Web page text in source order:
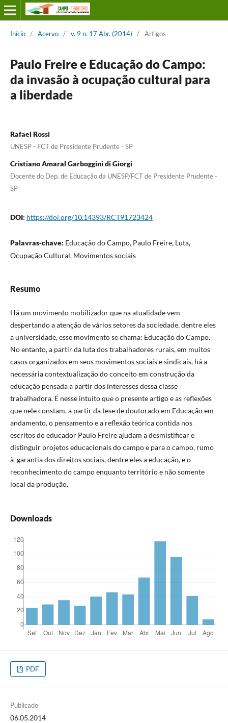
Início / Acervo / v. 9 n. 17 Abr. (2014) / Artigos
Paulo Freire e Educação do Campo:
da invasão à ocupação cultural para
a liberdade
Rafael Rossi
UNESP - FCT de Presidente Prudente - SP
Cristiano Amaral Garboggini di Giorgi
Docente do Dep. de Educação da UNESP/FCT de Presidente Prudente -
SP
DOI: https://doi.org/10.14393/RCT91723424
Palavras-chave: Educação do Campo, Paulo Freire, Luta,
Ocupação Cultural, Movimentos sociais
Resumo
Há um movimento mobilizador que na atualidade vem
despertando a atenção de vários setores da sociedade, dentre eles
a universidade, esse movimento se chama: Educação do Campo.
No entanto, a partir da luta dos trabalhadores rurais, em muitos
casos organizados em seus movimentos sociais e sindicais, há a
necessária contextualização do conceito em construção da
educação pensada a partir dos interesses dessa classe
trabalhadora. É nesse intuito que o presente artigo e as reflexões
que nele constam, a partir da tese de doutorado em Educação em
andamento, o pensamento e a reflexão teórica contida nos
escritos do educador Paulo Freire ajudam a desmistificar e
distinguir projetos educacionais do campo e para o campo, rumo
à garantia dos direitos sociais, dentre eles a educação, e o
reconhecimento do campo enquanto território e não somente
local da produção.
Downloads
PDF
Publicado
06.05.2014